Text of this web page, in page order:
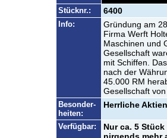
Stücknr.: 6400
Info:
Gründung am
Firma Werft
Maschinen und
Gesellschaft
mit Schiffen.
nach der
45.000 RM
Gesellschaft
Besonder-
heiten:
Herrliche
Verfügbar:
Nur ca. 5